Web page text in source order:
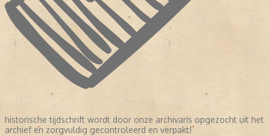
historische tijdschrift wordt door onze archivaris opgezocht uit het
archief en zorgvuldig gecontroleerd en verpakt!